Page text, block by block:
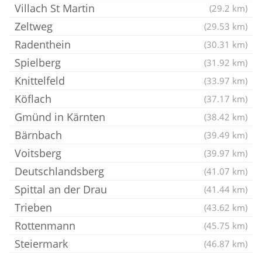
Villach St Martin (29.2 km)
Zeltweg (29.53 km)
Radenthein (30.31 km)
Spielberg (31.92 km)
Knittelfeld (33.97 km)
Köflach (37.17 km)
Gmünd in Kärnten (38.42 km)
Bärnbach (39.49 km)
Voitsberg (39.97 km)
Deutschlandsberg (41.07 km)
Spittal an der Drau (41.44 km)
Trieben (43.62 km)
Rottenmann (45.75 km)
Steiermark (46.87 km)